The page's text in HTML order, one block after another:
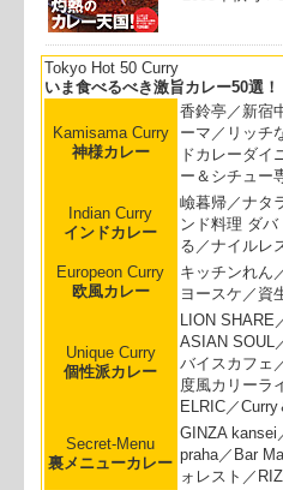
Tokyo Hot 50 Curry
いま食べるべき激旨カレー50選！
Kamisama Curry
神様カレー
香鈴亭／新宿
ーマ／リッチ
ドカレーダイ
ー＆シチュー
Indian Curry
インドカレー
嶮暮帰／ナタ
ンド料理 ダ
る／ナイルレ
Europeon Curry
欧風カレー
キッチンれん
ヨースケ／資
Unique Curry
個性派カレー
LION SHARE
ASIAN SOUL
バイスカフェ
度風カリーラ
ELRIC／
Secret-Menu
裏メニューカレー
GINZA kansei
praha／Bar
ォレスト／